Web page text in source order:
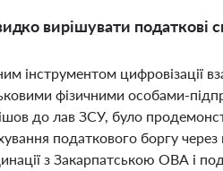
вирішувати податкові
інструментом цифровізації
фізичними особами-
до лав ЗСУ, було
податкового боргу через
з Закарпатською ОВА і